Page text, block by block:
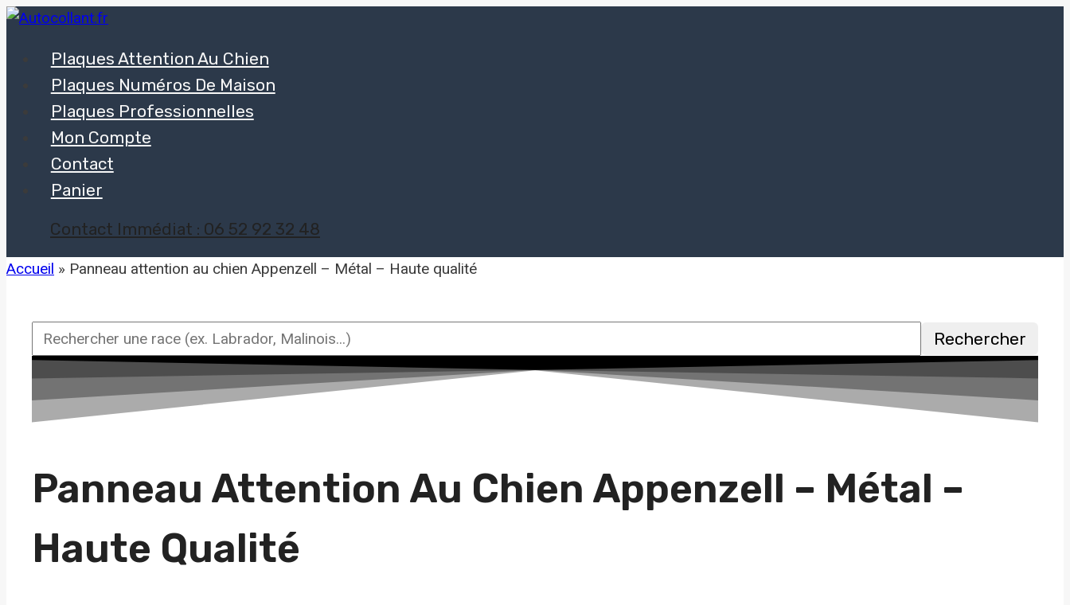
Aller
contenuPlaques Attention Au Chien
Plaques Numéros De Maison
Plaques Professionnelles
Mon Compte
Contact
Panier
Contact Immédiat : 06 52 92 32 48
Accueil » Panneau attention au chien Appenzell – Métal – Haute qualité
Rechercher
race
Rechercher
Panneau Attention Au Chien Appenzell – Métal –
Haute Qualité